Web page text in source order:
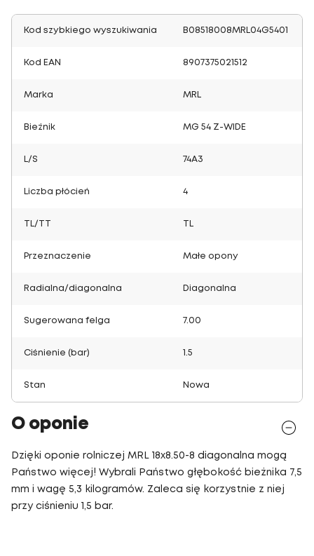
Kod szybkiego wyszukiwania B08518008MRL04G5401
Kod EAN 8907375021512
Marka MRL
Bieżnik MG 54 Z-WIDE
L/S 74A3
Liczba płócień 4
TL/TT
Przeznaczenie Małe opony
Radialna/diagonalna Diagonalna
Sugerowana felga 7.00
Ciśnienie (bar) 1.5
Stan Nowa
O oponie
Dzięki oponie rolniczej MRL 18x8.50-8 diagonalna mogą
Państwo więcej! Wybrali Państwo głębokość bieżnika 7,5
mm i wagę 5,3 kilogramów. Zaleca się korzystnie z niej
przy ciśnieniu 1,5 bar.